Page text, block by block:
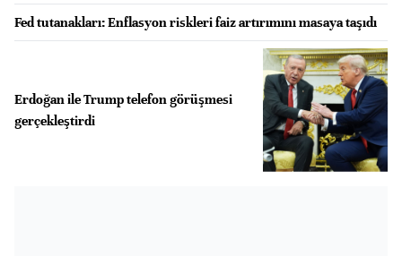
Fed tutanakları: Enflasyon riskleri faiz artırımını masaya taşıdı
Erdoğan ile Trump telefon görüşmesi
gerçekleştirdi